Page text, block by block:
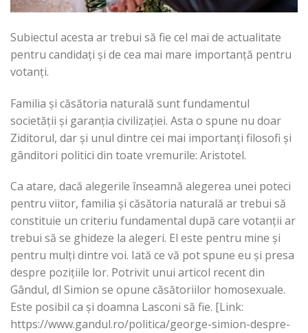
Subiectul acesta ar trebui să fie cel mai de actualitate
pentru candidați și de cea mai mare importanță pentru
votanți.
Familia și căsătoria naturală sunt fundamentul
societății și garanția civilizației. Asta o spune nu doar
Ziditorul, dar și unul dintre cei mai importanți filosofi și
gânditori politici din toate vremurile: Aristotel.
Ca atare, dacă alegerile înseamnă alegerea unei poteci
pentru viitor, familia și căsătoria naturală ar trebui să
constituie un criteriu fundamental după care votanții ar
trebui să se ghideze la alegeri. El este pentru mine și
pentru mulți dintre voi. Iată ce vă pot spune eu și presa
despre pozițiile lor. Potrivit unui articol recent din
Gândul, dl Simion se opune căsătoriilor homosexuale.
Este posibil ca și doamna Lasconi să fie. [Link:
https://www.gandul.ro/politica/george-simion-despre-